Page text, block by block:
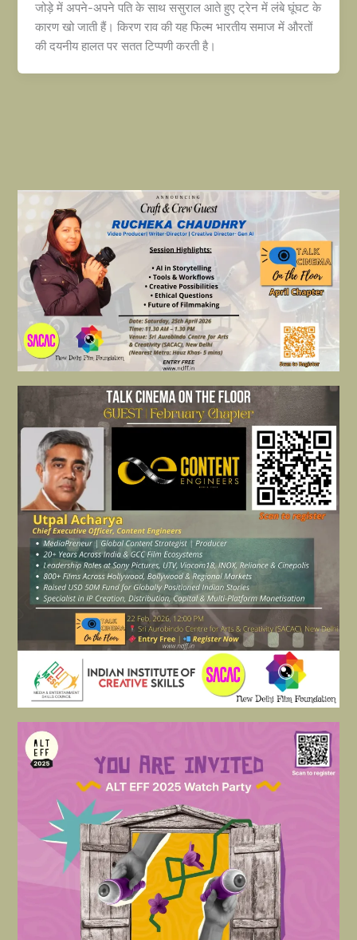
जोड़े में अपने-अपने पति के साथ ससुराल आते हुए ट्रेन में लंबे घूंघट के
कारण खो जाती हैं। किरण राव की यह फिल्म भारतीय समाज में औरतों
की दयनीय हालत पर सतत टिप्पणी करती है।